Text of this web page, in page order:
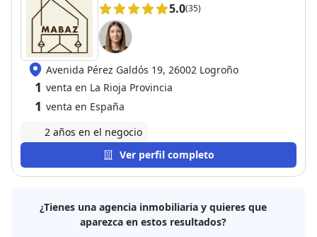
5.0(35)
Avenida Pérez Galdós 19, 26002 Logroño
1 venta en La Rioja Provincia
1 venta en España
2 años en el negocio
Ver perfil completo
¿Tienes una agencia inmobiliaria y quieres que
aparezca en estos resultados?